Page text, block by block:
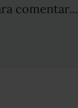
comentar...